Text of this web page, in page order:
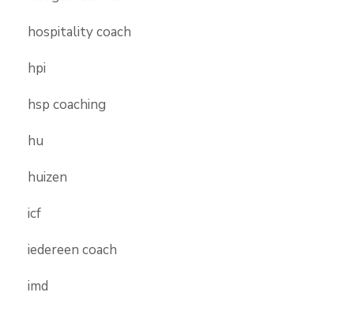
hospitality coach
hpi
hsp coaching
hu
huizen
icf
iedereen coach
imd